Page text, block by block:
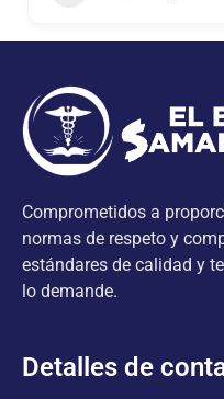
Comprometidos a
normas de respeto y
estándares de calidad y
lo demande.
Detalles de